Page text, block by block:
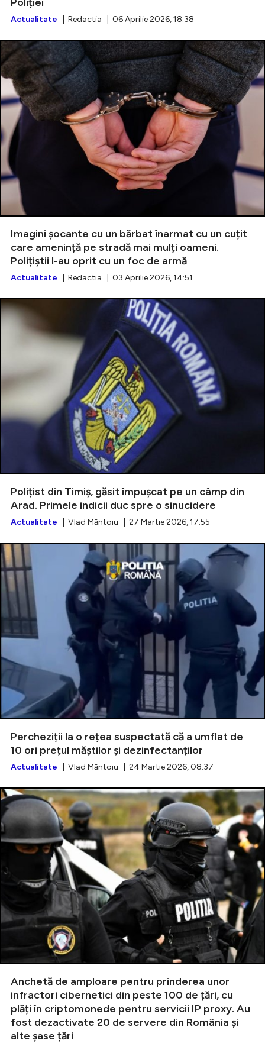
Actualitate | Redactia | 06 Aprilie 2026, 18:38
Imagini șocante cu un bărbat înarmat cu un cuțit
care amenință pe stradă mai mulți oameni.
Polițiștii l-au oprit cu un foc de armă
Actualitate | Redactia | 03 Aprilie 2026, 14:51
Polițist din Timiș, găsit împușcat pe un câmp din
Arad. Primele indicii duc spre o sinucidere
Actualitate | Vlad Măntoiu | 27 Martie 2026, 17:55
Percheziții la o rețea suspectată că a umflat de
10 ori prețul măștilor și dezinfectanților
Actualitate | Vlad Măntoiu | 24 Martie 2026, 08:37
Anchetă de amploare pentru prinderea unor
infractori cibernetici din peste 100 de țări, cu
plăți în criptomonede pentru servicii IP proxy. Au
fost dezactivate 20 de servere din România și
alte șase țări